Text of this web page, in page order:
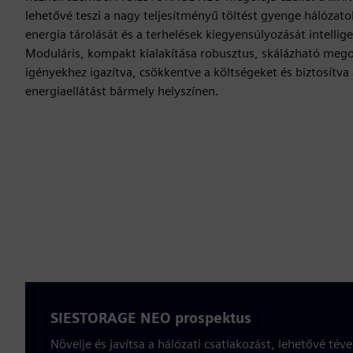
lehetővé teszi a nagy teljesítményű töltést gyenge
energia tárolását és a terhelések kiegyensúlyozását
Moduláris, kompakt kialakítása robusztus, skálázható
igényekhez igazítva, csökkentve a költségeket és
energiaellátást bármely helyszínen.
SIESTORAGE NEO prospektus
Növelje és javítsa a hálózati csatlakozást, lehetővé